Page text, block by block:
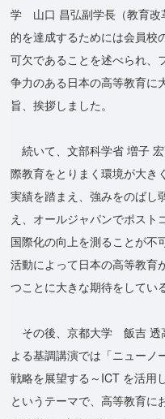
学 山口 昌弘副学長（教育改
的を達成するためには会員校
可欠であることを述べられ、
争力のある日本の高等教育に
旨、挨拶しました。
続いて、⽂部科学省 増⼦
際教育をとりまく環境が大き
実績を踏まえ、強みをのばし
え、オールジャパンでポスト
国際化の向上を測ることが不
活動によって日本の高等教育
つことに大きな期待をしてい
その後、京都大学 飯吉 透
よる基調講演では「ニューノ
戦略を展望する～ICT を活用
というテーマで、高等教育に